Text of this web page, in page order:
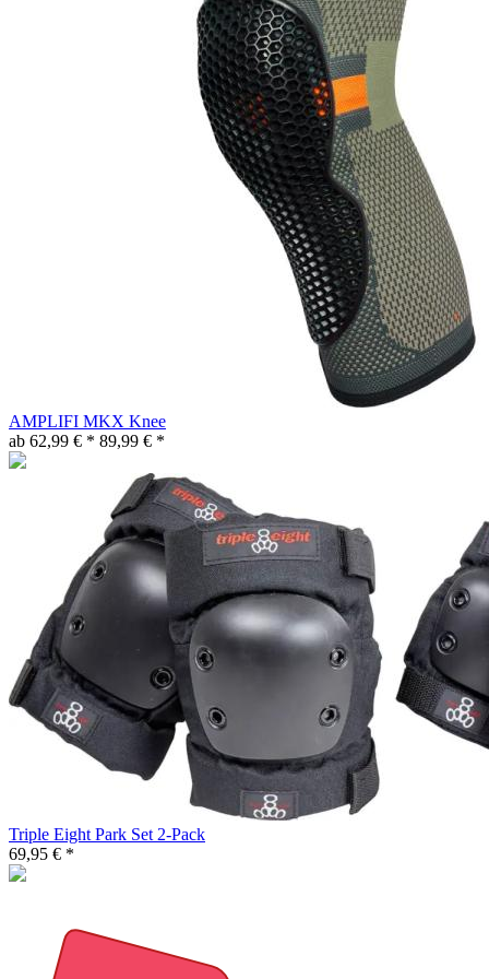
AMPLIFI MKX Knee
ab 62,99 € * 89,99 € *
Triple Eight Park Set 2-Pack
69,95 € *